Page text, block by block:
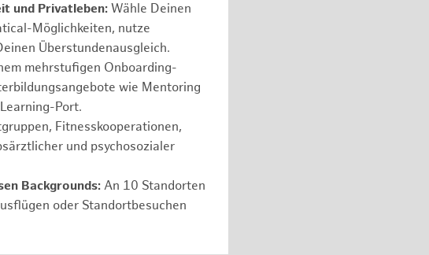
und Privatleben: Wähle Deinen
Möglichkeiten, nutze
Überstundenausgleich.
mehrstufigen Onboarding-
wie Mentoring
Port.
Fitnesskooperationen,
und psychosozialer
Backgrounds: An 10 Standorten
oder Standortbesuchen